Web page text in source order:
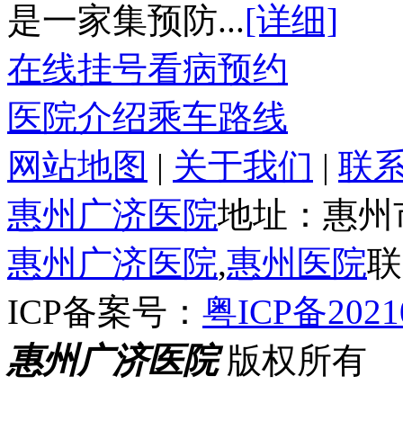
是一家集预防...[详细]
在线挂号看病预约
医院介绍乘车路线
网站地图 | 关于我们 | 联
惠州广济医院地址：惠
惠州广济医院,惠州医院
ICP备案号： 粤ICP备
惠州广济医院版权所有